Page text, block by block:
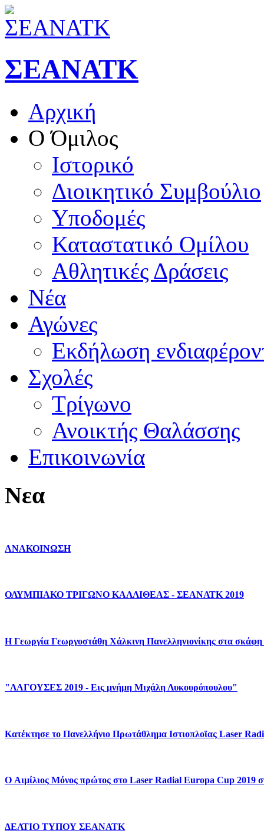
ΣΕΑΝΑΤΚ
Αρχική
Ο Όμιλος
Ιστορικό
Διοικητικό Συμβούλιο
Υποδομές
Καταστατικό Ομίλου
Αθλητικές Δράσεις
Νέα
Αγώνες
Εκδήλωση
Σχολές
Τρίγωνο
Ανοικτής Θαλάσσης
Επικοινωνία
Νεα
ΑΝΑΚΟΙΝΩΣΗ
ΟΛΥΜΠΙΑΚΟ ΤΡΙΓΩΝΟ ΚΑΛΛΙΘΕΑΣ - ΣΕΑΝΑΤΚ 2019
H Γεωργία Γεωργοστάθη Χάλκινη Πανελληνιονίκης στα σκάφη
"ΛΑΓΟΥΣΕΣ 2019 - Εις μνήμη Μιχάλη Λυκουρόπουλου"
Κατέκτησε το Πανελλήνιο Πρωτάθλημα Ιστιοπλοϊας Laser
O Αιμίλιος Μόνος πρώτος στο Laser Radial Europa Cup 2019
ΔΕΛΤΙΟ ΤΥΠΟΥ ΣΕΑΝΑΤΚ